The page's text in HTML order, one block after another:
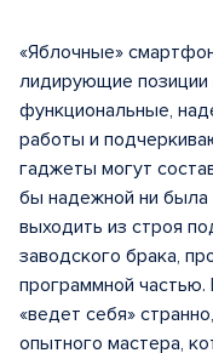
«Яблочные»
лидирующие позиции
функциональные,
работы и
гаджеты могут
бы надежной ни была
выходить из строя
заводского брака,
программной
«ведет себя»
опытного мастера,